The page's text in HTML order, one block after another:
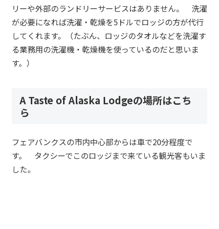
リーや外部のランドリーサービスはありません。 洗濯
が必要になれば洗濯・乾燥を5ドルでロッジの方が代行
してくれます。（たぶん、ロッジのタオルなどを洗濯す
る業務用の洗濯機・乾燥機を使っているのだと思いま
す。）
A Taste of Alaska Lodgeの場所はこち
ら
フェアバンクスの市内中心部からは車で20分程度で
す。 タクシーでこのロッジまで来ている観光客もいま
した。